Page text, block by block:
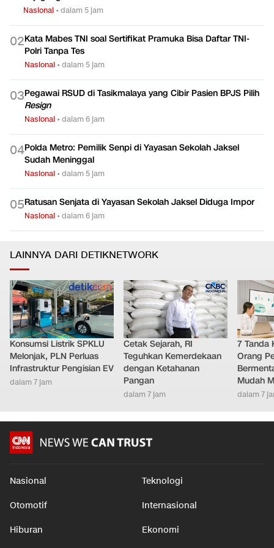
Nasional •dalam 5 jam
02Kata Mabes TNI soal Sertifikat Pramuka Bisa Daftar TNI-
Polri Tanpa Tes
Nasional •dalam 5 jam
03Pegawai RSUD di Tasikmalaya yang Cibir Pasien BPJS Pilih
Resign
Nasional •dalam 6 jam
04Polda Metro: Pemilik Senpi di Yayasan Sekolah Jaksel
Sudah Meninggal
Nasional •dalam 5 jam
05Ratusan Senjata di Yayasan Sekolah Jaksel Diduga Impor
Nasional •dalam 6 jam
LAINNYA DARI DETIKNETWORK
Konsumsi Listrik SPKLU
Melonjak, PLN Perluas
Infrastruktur Pengisian EV
dalam 7 jam
Cetak Sejarah, RI
Teguhkan Kemerdekaan
dengan Ketahanan
Pangan
dalam 7 jam
7 Tanda
Orang
Mudah
dalam 7
Nasional Teknologi
Otomotif Internasional
Hiburan Ekonomi